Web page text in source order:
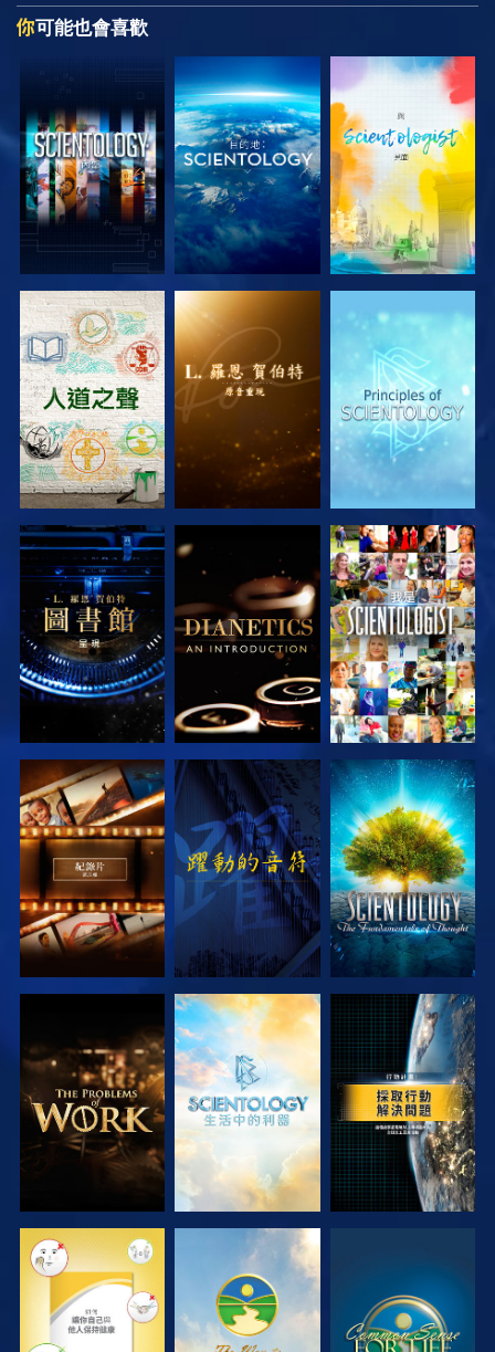
你可能也會喜歡
探索系列節目 探索系列節目 探索系列節目
探索系列節目 探索系列節目 觀看
探索系列節目 觀看 探索系列節目
探索系列節目 探索系列節目 觀看
觀看 觀看 觀看